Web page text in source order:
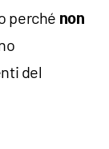
perché non
del